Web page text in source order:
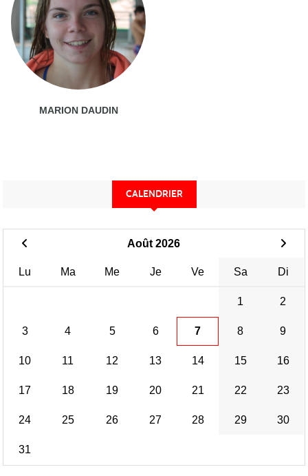
MARION DAUDIN
CALENDRIER
Août 2026
Lu Ma Me Je Ve Sa Di
1 2
3 4 5 6 7 8 9
10 11 12 13 14 15 16
17 18 19 20 21 22 23
24 25 26 27 28 29 30
31